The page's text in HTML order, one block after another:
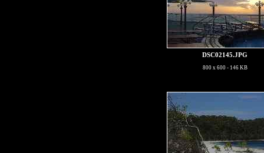
DSC02145.JPG
800 x 600 - 146 KB